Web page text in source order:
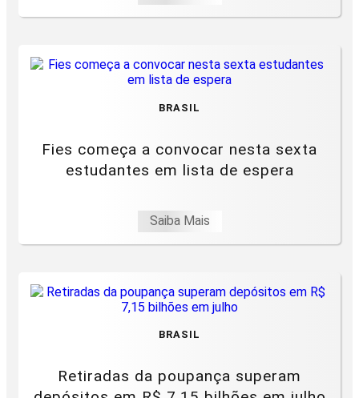
BRASIL
Fies começa a convocar nesta sexta
estudantes em lista de espera
Saiba Mais
BRASIL
Retiradas da poupança superam